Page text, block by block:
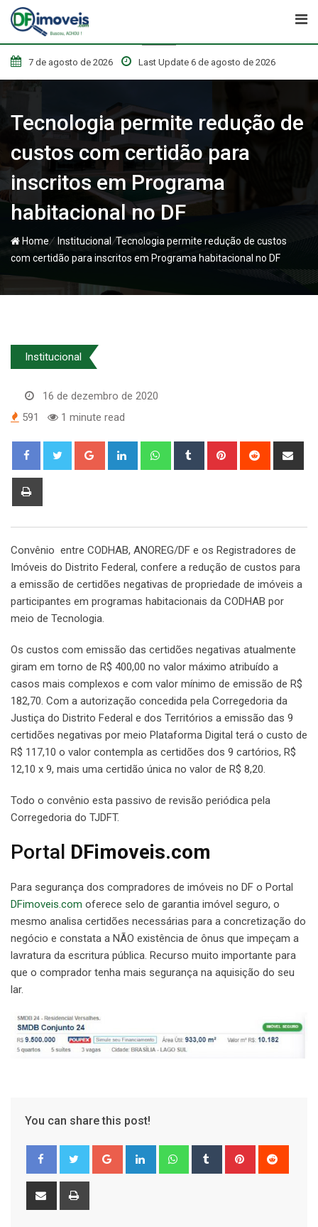
Skip
content
7 de agosto de 2026 Last Update 6 de agosto de 2026
Tecnologia permite redução de
custos com certidão para
inscritos em Programa
habitacional no DF
Home/Institucional /Tecnologia permite redução de custos
com certidão para inscritos em Programa habitacional no DF
Institucional
16 de dezembro de 2020
591
1 minute read
Google+ LinkedIn WhatsappTumblr Pinterest Reddit
Convênio entre CODHAB, ANOREG/DF e os Registradores de
Imóveis do Distrito Federal, confere a redução de custos para
a emissão de certidões negativas de propriedade de imóveis a
participantes em programas habitacionais da CODHAB por
meio de Tecnologia.
Os custos com emissão das certidões negativas atualmente
giram em torno de R$ 400,00 no valor máximo atribuído a
casos mais complexos e com valor mínimo de emissão de R$
182,70. Com a autorização concedida pela Corregedoria da
Justiça do Distrito Federal e dos Territórios a emissão das 9
certidões negativas por meio Plataforma Digital terá o custo de
R$ 117,10 o valor contempla as certidões dos 9 cartórios, R$
12,10 x 9, mais uma certidão única no valor de R$ 8,20.
Todo o convênio esta passivo de revisão periódica pela
Corregedoria do TJDFT.
Portal DFimoveis.com
Para segurança dos compradores de imóveis no DF o Portal
DFimoveis.com oferece selo de garantia imóvel seguro, o
mesmo analisa certidões necessárias para a concretização do
negócio e constata a NÃO existência de ônus que impeçam a
lavratura da escritura pública. Recurso muito importante para
que o comprador tenha mais segurança na aquisição do seu
lar.
You can share this post!
Google+ LinkedIn WhatsappTumblr Pinterest
Share